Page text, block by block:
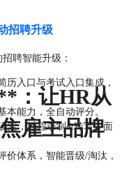
：让HR从
雇主品牌
招聘升级
聘智能升级：
历入口与考试入口集成，
本能力，全自动评分。
定，过程录制&转写，面
价体系，智能晋级/淘汰，